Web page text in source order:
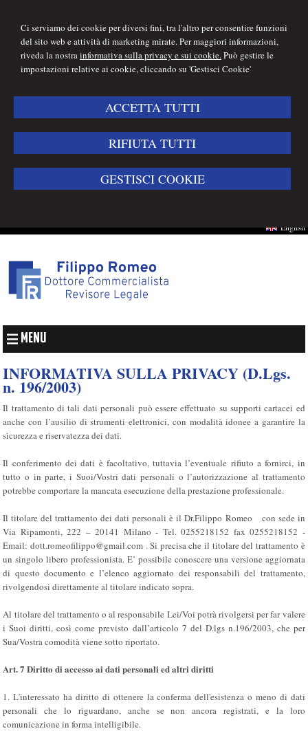
Ci serviamo dei cookie per diversi fini, tra l'altro per consentire funzioni
del sito web e attività di marketing mirate. Per maggiori informazioni,
riveda la nostrainformativa sulla privacy e sui cookie.Può gestire le
impostazioni relative ai cookie, cliccando su 'Gestisci Cookie'
ACCETTA TUTTI
RIFIUTA TUTTI
GESTISCI COOKIE
MENU
English
INFORMATIVA SULLA PRIVACY (D.Lgs.
n. 196/2003)
Il trattamento di tali dati personali può essere effettuato su supporti cartacei ed
anche con l’ausilio di strumenti elettronici, con modalità idonee a garantire la
sicurezza e riservatezza dei dati.
Il conferimento dei dati è facoltativo, tuttavia l’eventuale rifiuto a fornirci, in
tutto o in parte, i Suoi/Vostri dati personali o l’autorizzazione al trattamento
potrebbe comportare la mancata esecuzione della prestazione professionale.
Il titolare del trattamento dei dati personali è il Dr.Filippo Romeo con sede in
Via Ripamonti, 222 – 20141 Milano - Tel. 0255218152 fax 0255218152 -
Email: dott.romeofilippo@gmail.com . Si precisa che il titolare del trattamento è
un singolo libero professionista. E’ possibile conoscere una versione aggiornata
di questo documento e l’elenco aggiornato dei responsabili del trattamento,
rivolgendosi direttamente al titolare indicato sopra.
Al titolare del trattamento o al responsabile Lei/Voi potrà rivolgersi per far valere
i Suoi diritti, così come previsto dall’articolo 7 del D.lgs n.196/2003, che per
Sua/Vostra comodità viene sotto riportato.
Art. 7 Diritto di accesso ai dati personali ed altri diritti
1. L'interessato ha diritto di ottenere la conferma dell'esistenza o meno di dati
personali che lo riguardano, anche se non ancora registrati, e la loro
comunicazione in forma intelligibile.